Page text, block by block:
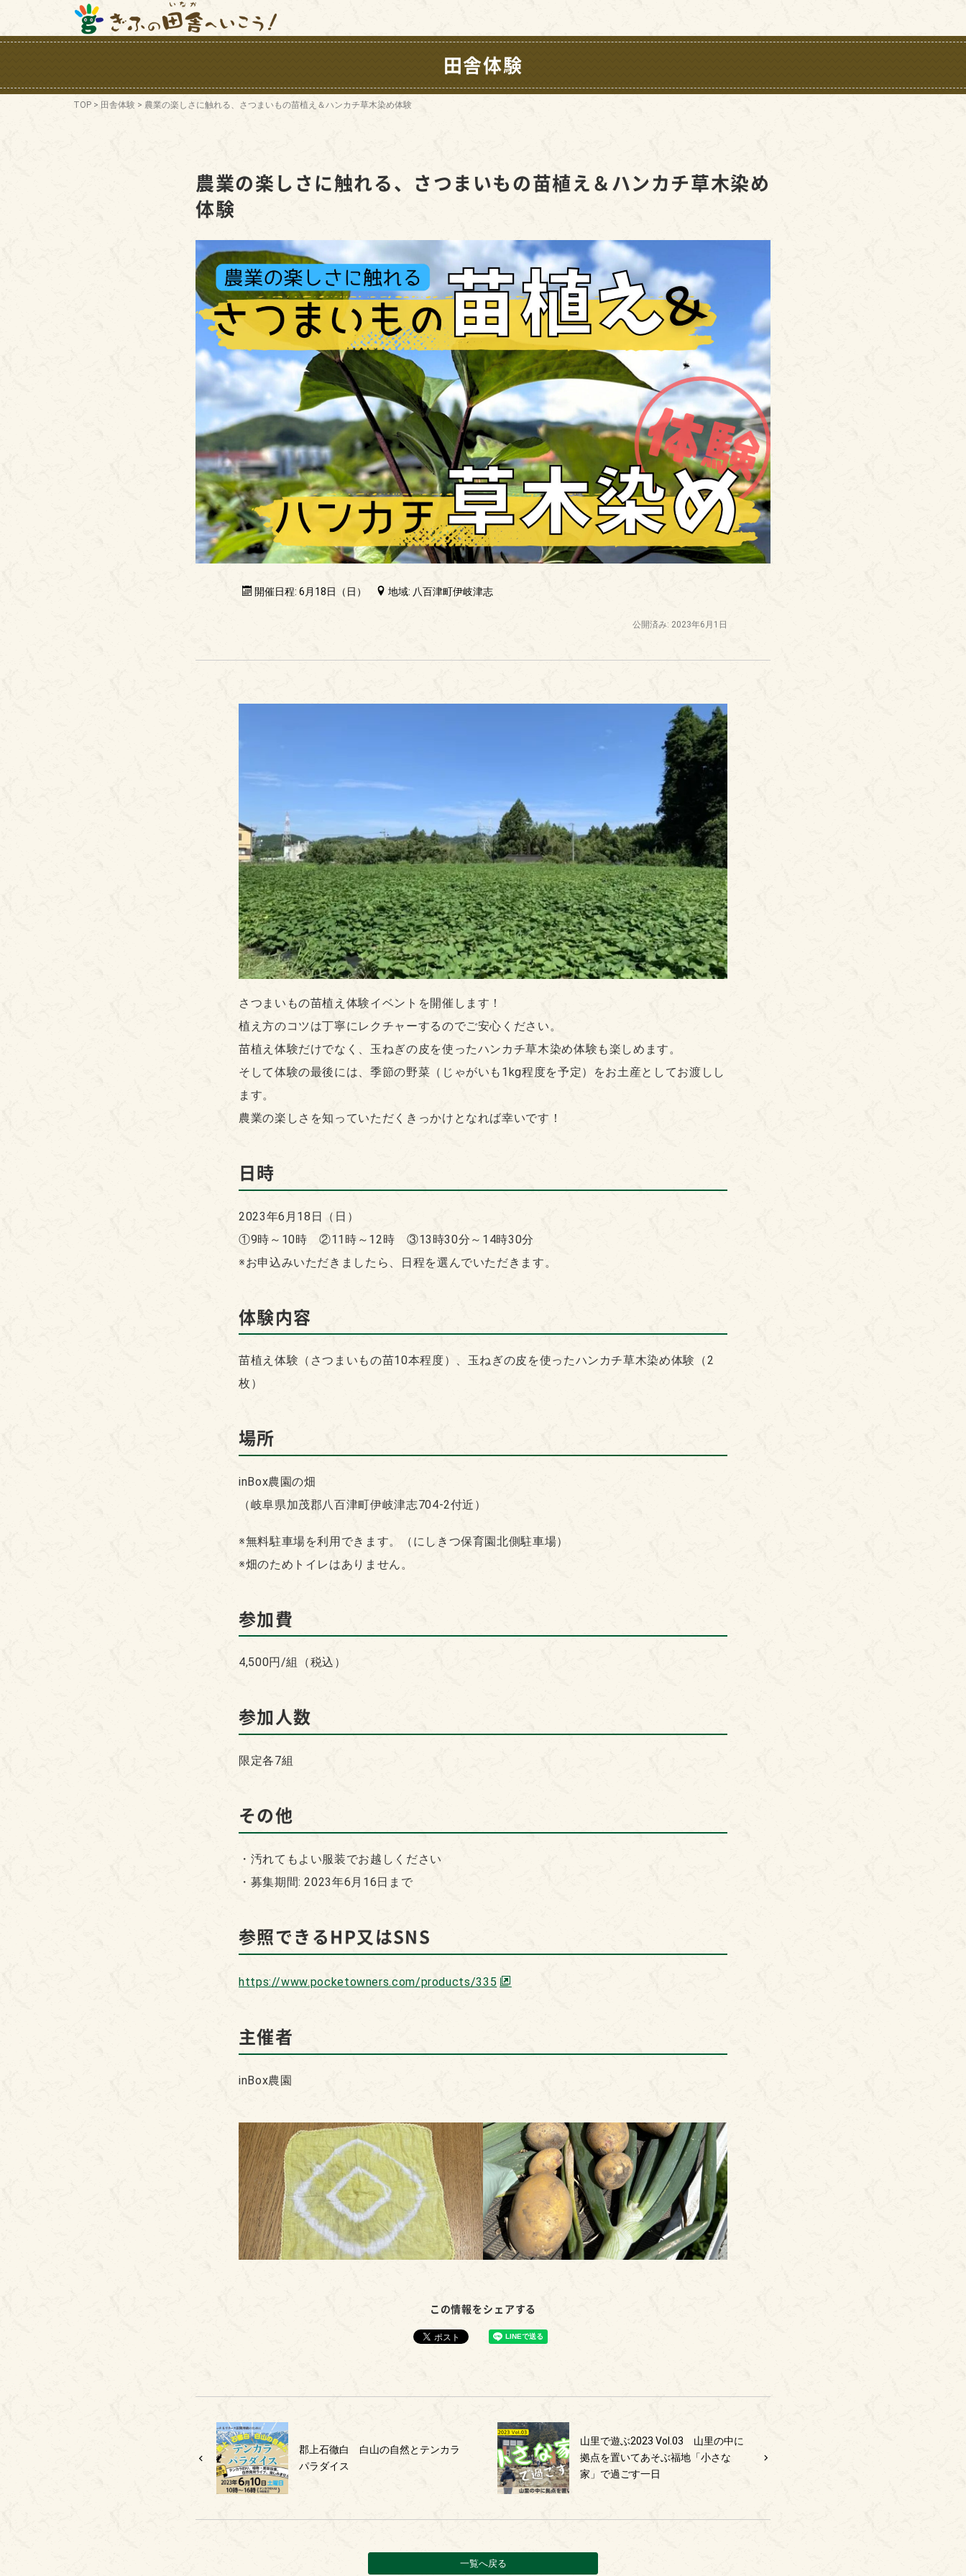
田舎体験
TOP > 田舎体験 > 農業の楽しさに触れる、さつまいもの苗植え＆ハンカチ草木染め体験
農業の楽しさに触れる、さつまいもの苗植え＆ハンカチ草木染め
体験
開催日程: 6月18日（日） 地域: 八百津町伊岐津志
公開済み: 2023年6月1日
さつまいもの苗植え体験イベントを開催します！
植え方のコツは丁寧にレクチャーするのでご安心ください。
苗植え体験だけでなく、玉ねぎの皮を使ったハンカチ草木染め体験も楽しめます。
そして体験の最後には、季節の野菜（じゃがいも1kg程度を予定）をお土産としてお渡しし
ます。
農業の楽しさを知っていただくきっかけとなれば幸いです！
日時
2023年6月18日（日）
①9時～10時 ②11時～12時 ③13時30分～14時30分
※お申込みいただきましたら、日程を選んでいただきます。
体験内容
苗植え体験（さつまいもの苗10本程度）、玉ねぎの皮を使ったハンカチ草木染め体験（2
枚）
場所
inBox農園の畑
（岐阜県加茂郡八百津町伊岐津志704-2付近）
※無料駐車場を利用できます。（にしきつ保育園北側駐車場）
※畑のためトイレはありません。
参加費
4,500円/組（税込）
参加人数
限定各7組
その他
・汚れてもよい服装でお越しください
・募集期間: 2023年6月16日まで
参照できるHP又はSNS
https://www.pocketowners.com/products/335
主催者
inBox農園
この情報をシェアする
郡上石徹白 白山の自然とテンカラ
パラダイス
山里で遊ぶ2023 Vol.03 山里の中に
拠点を置いてあそぶ福地「小さな
家」で過ごす一日
一覧へ戻る